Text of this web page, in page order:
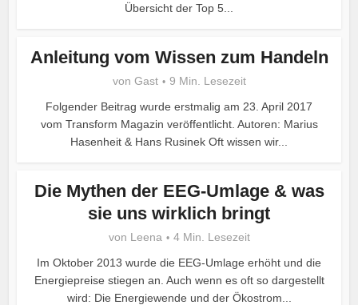
Übersicht der Top 5...
Anleitung vom Wissen zum Handeln
von Gast
9 Min. Lesezeit
Folgender Beitrag wurde erstmalig am 23. April 2017
vom Transform Magazin veröffentlicht. Autoren: Marius
Hasenheit & Hans Rusinek Oft wissen wir...
Die Mythen der EEG-Umlage & was
sie uns wirklich bringt
von Leena
4 Min. Lesezeit
Im Oktober 2013 wurde die EEG-Umlage erhöht und die
Energiepreise stiegen an. Auch wenn es oft so dargestellt
wird: Die Energiewende und der Ökostrom...